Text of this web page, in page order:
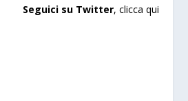
Seguici su Twitter, clicca qui